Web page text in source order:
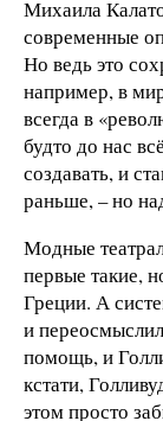
Михаила
современные
Но ведь это
например, в
всегда в
будто до нас
создавать, и
раньше, – но
Модные
первые такие,
Греции. А
и
помощь, и
кстати,
этом просто